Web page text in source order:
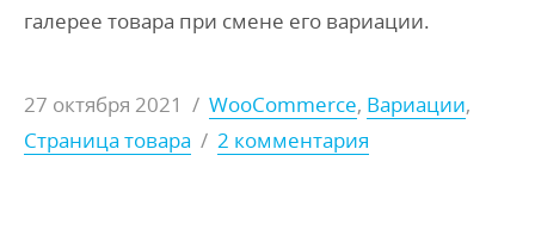
галерее товара при смене его вариации.
27 октября 2021 / WooCommerce, Вариации,
Страница товара / 2 комментария